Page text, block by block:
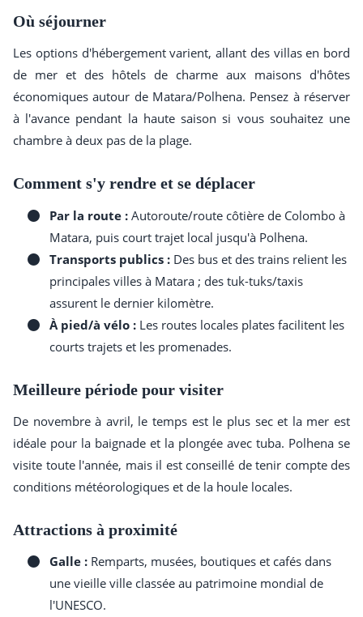
Où séjourner
Les options d'hébergement varient, allant des villas en bord
de mer et des hôtels de charme aux maisons d'hôtes
économiques autour de Matara/Polhena. Pensez à réserver
à l'avance pendant la haute saison si vous souhaitez une
chambre à deux pas de la plage.
Comment s'y rendre et se déplacer
Par la route : Autoroute/route côtière de Colombo à
Matara, puis court trajet local jusqu'à Polhena.
Transports publics : Des bus et des trains relient les
principales villes à Matara ; des tuk-tuks/taxis
assurent le dernier kilomètre.
À pied/à vélo : Les routes locales plates facilitent les
courts trajets et les promenades.
Meilleure période pour visiter
De novembre à avril, le temps est le plus sec et la mer est
idéale pour la baignade et la plongée avec tuba. Polhena se
visite toute l'année, mais il est conseillé de tenir compte des
conditions météorologiques et de la houle locales.
Attractions à proximité
Galle : Remparts, musées, boutiques et cafés dans
une vieille ville classée au patrimoine mondial de
l'UNESCO.